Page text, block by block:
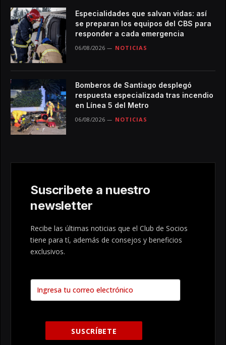
Especialidades que salvan vidas: así
se preparan los equipos del CBS para
responder a cada emergencia
06/08/2026 NOTICIAS
Bomberos de Santiago desplegó
respuesta especializada tras incendio
en Línea 5 del Metro
06/08/2026 NOTICIAS
Suscribete a nuestro
newsletter
Recibe las últimas noticias que el Club de Socios
tiene para tí, además de consejos y beneficios
exclusivos.